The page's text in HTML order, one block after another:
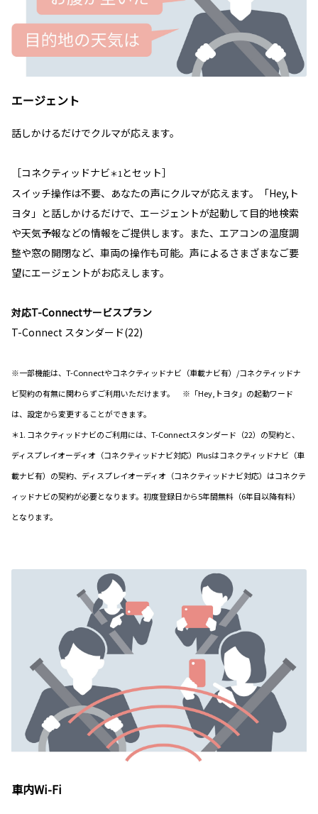
エージェント
話しかけるだけでクルマが応えます。
［コネクティッドナビ＊1 とセット］
スイッチ操作は不要、あなたの声にクルマが応えます。「Hey,ト
ヨタ」と話しかけるだけで、エージェントが起動して目的地検索
や天気予報などの情報をご提供します。また、エアコンの温度調
整や窓の開閉など、車両の操作も可能。声によるさまざまなご要
望にエージェントがお応えします。
対応T-Connectサービスプラン
T-Connect スタンダード(22)
※一部機能は、T-Connectやコネクティッドナビ（車載ナビ有）/コネクティッドナ
ビ契約の有無に関わらずご利用いただけます。 ※「Hey,トヨタ」の起動ワード
は、設定から変更することができます。
＊1. コネクティッドナビのご利用には、T-Connectスタンダード（22）の契約と、
ディスプレイオーディオ（コネクティッドナビ対応）Plusはコネクティッドナビ（車
載ナビ有）の契約、ディスプレイオーディオ（コネクティッドナビ対応）はコネクテ
ィッドナビの契約が必要となります。初度登録日から5年間無料（6年目以降有料）
となります。
車内Wi-Fi